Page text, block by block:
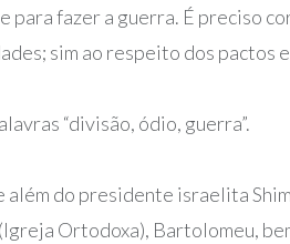
para fazer a guerra. É preciso
sim ao respeito dos pactos
“divisão, ódio, guerra”.
do presidente israelita
Ortodoxa), Bartolomeu,